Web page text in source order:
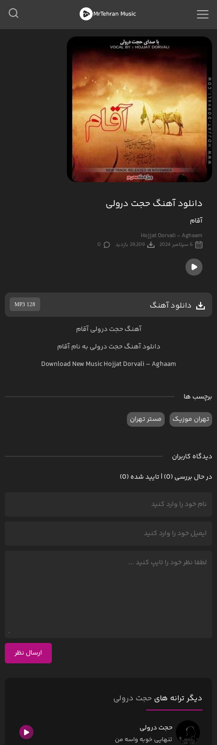
دانلود آهنگ حجت درولی
آقام
Hojjat Dorvali - Aghaam
6 سپتامبر 2024 29,209 بازدید 0
دانلود آهنگ MP3 128
آهنگ حجت درولی آقام
دانلود آهنگ حجت درولی به نامآقام
Download New MusicHojjat Dorvali – Aghaam
برچسب ها
تهران موزیک مستر تهران
دیدگاه کاربران
در حال بررسی (0) | تایید شده (0)
ارسال نظر
دیگر ترانه های حجت درولی
حجت درولی
تنهایی خوبه واسه من